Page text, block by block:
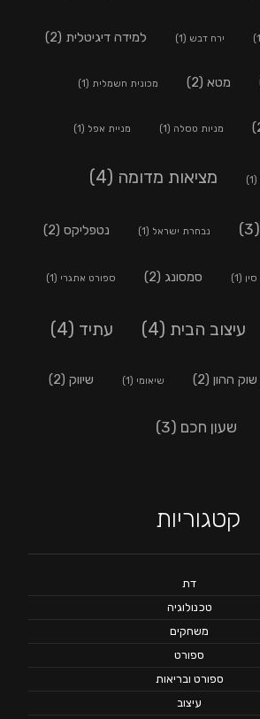
ירח דבש (1) למידה דיגיטלית (2)
מטא (2) מכונית חשמלית (1)
מניות טסלה (1) מניית אפל (1)
(1) מציאות מדומה (4)
(3) נבחרת ישראל (1) נטפליקס (2)
סין (1) סמסונג (2) ספורט אתגרי (1)
עיצוב הבית (4) עתיד (4)
שוק ההון (2) שיאומי (1) שיווק (2)
שעון חכם (3)
קטגוריות
דת
טכנולוגיה
משחקים
ספורט
ספורט ובריאות
עיצוב